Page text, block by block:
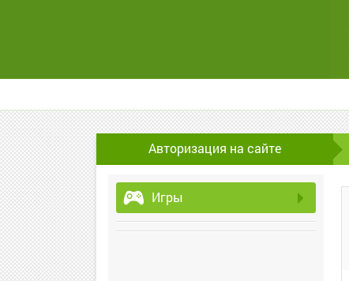
Авторизация на сайте
Игры